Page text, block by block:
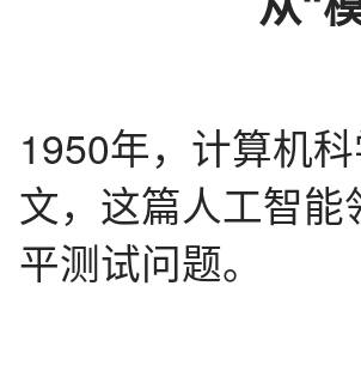
1950年，计算机
文，这篇人工智
平测试问题。